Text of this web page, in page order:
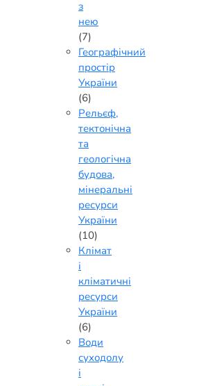
з
нею
(7)
Географічний
простір
України
(6)
Рельєф,
тектонічна
та
геологічна
будова,
мінеральні
ресурси
України
(10)
Клімат
і
кліматичні
ресурси
України
(6)
Води
суходолу
і